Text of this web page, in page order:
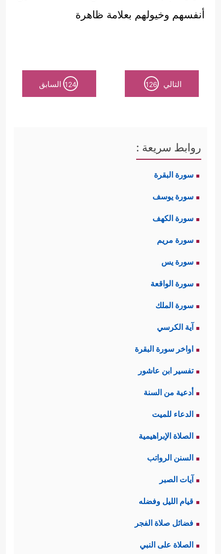
أنفسهم وخيولهم بعلامة ظاهرة
التالي 126
124 السابق
روابط سريعة :
سورة البقرة
سورة يوسف
سورة الكهف
سورة مريم
سورة يس
سورة الواقعة
سورة الملك
آية الكرسي
اواخر سورة البقرة
تفسير ابن عاشور
أدعية من السنة
الدعاء للميت
الصلاة الإبراهيمية
السنن الرواتب
آيات الصبر
قيام الليل وفضله
فضائل صلاة الفجر
الصلاة على النبي